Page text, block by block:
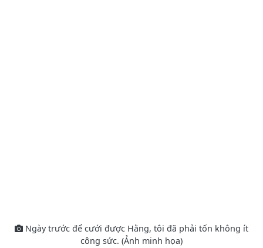
Ngày trước để cưới được Hằng, tôi đã phải tốn không ít
công sức. (Ảnh minh họa)